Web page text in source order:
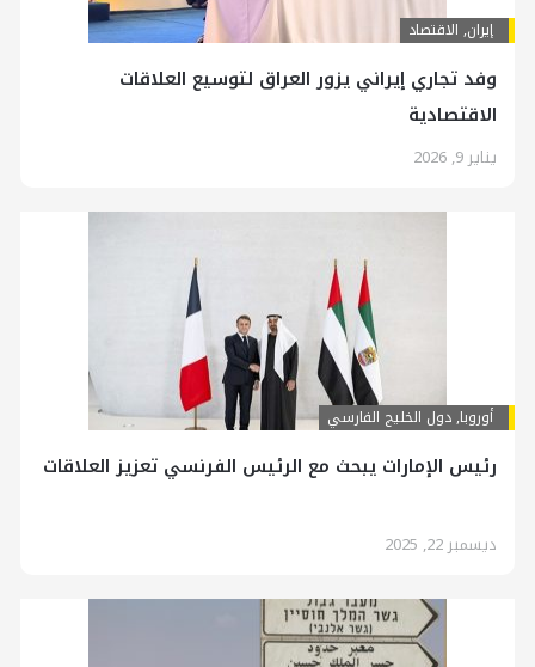
إيران, الاقتصاد
وفد تجاري إيراني يزور العراق لتوسيع العلاقات
الاقتصادية
يناير 9, 2026
أوروبا,دول الخليج الفارسي
رئيس الإمارات يبحث مع الرئيس الفرنسي تعزيز العلاقات
ديسمبر 22, 2025